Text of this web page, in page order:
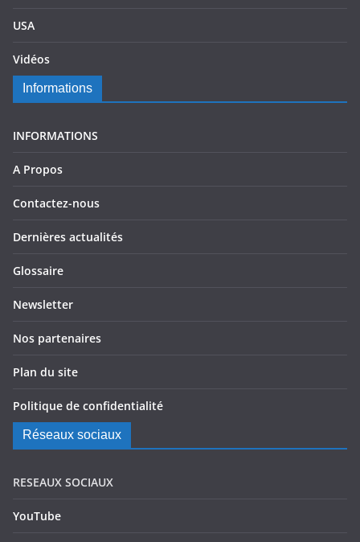
USA
Vidéos
Informations
INFORMATIONS
A Propos
Contactez-nous
Dernières actualités
Glossaire
Newsletter
Nos partenaires
Plan du site
Politique de confidentialité
Réseaux sociaux
RESEAUX SOCIAUX
YouTube